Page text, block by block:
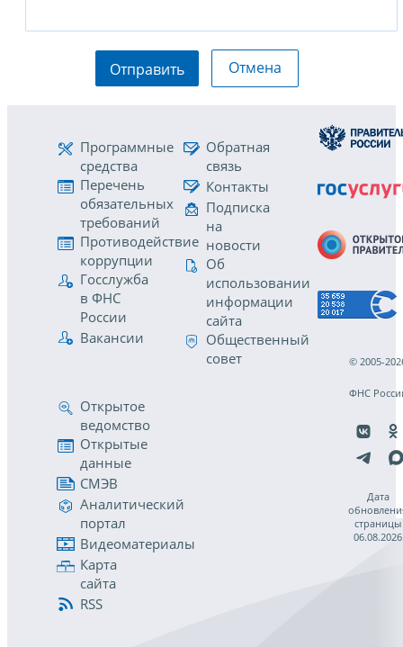
Отправить Отмена
Программные
средства
Перечень
обязательных
требований
Противодействие
коррупции
Госслужба
в ФНС
России
Вакансии
Обратная
связь
Контакты
Подписка
на
новости
Об
использовании
информации
сайта
Общественный
совет
Открытое
ведомство
Открытые
данные
СМЭВ
Аналитический
портал
Видеоматериалы
Карта
сайта
RSS
© 2005-
ФНС
Дата
страницы
06.08.2026